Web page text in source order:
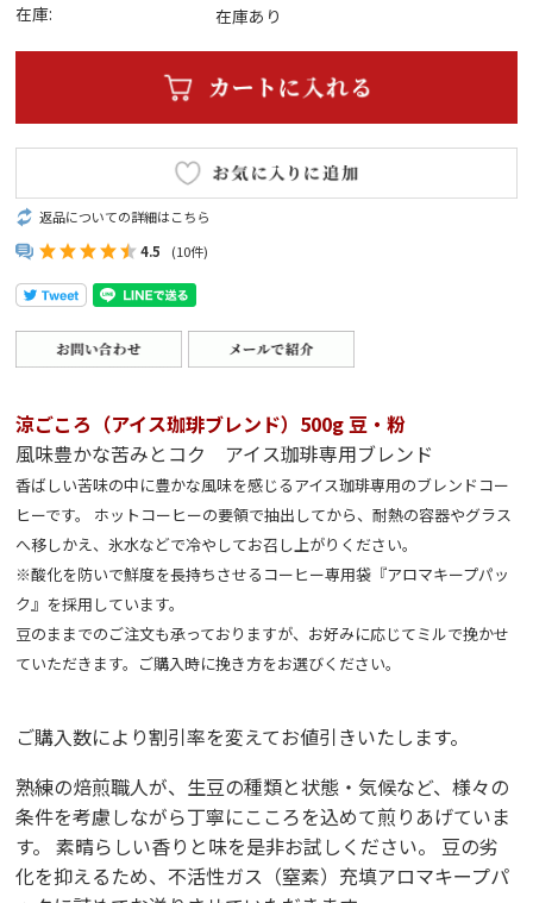
在庫:
在庫あり
返品についての詳細はこちら
4.5
(10件)
涼ごころ（アイス珈琲ブレンド）500g 豆・粉
風味豊かな苦みとコク アイス珈琲専用ブレンド
香ばしい苦味の中に豊かな風味を感じるアイス珈琲専用のブレンドコー
ヒーです。 ホットコーヒーの要領で抽出してから、耐熱の容器やグラス
へ移しかえ、氷水などで冷やしてお召し上がりください。
※酸化を防いで鮮度を長持ちさせるコーヒー専用袋『アロマキープパッ
ク』を採用しています。
豆のままでのご注文も承っておりますが、お好みに応じてミルで挽かせ
ていただきます。ご購入時に挽き方をお選びください。
ご購入数により割引率を変えてお値引きいたします。
熟練の焙煎職人が、生豆の種類と状態・気候など、様々の
条件を考慮しながら丁寧にこころを込めて煎りあげていま
す。 素晴らしい香りと味を是非お試しください。 豆の劣
化を抑えるため、不活性ガス（窒素）充填アロマキープパ